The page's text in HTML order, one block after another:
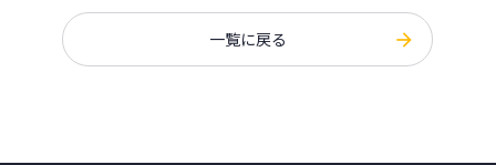
一覧に戻る